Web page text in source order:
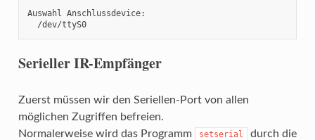
Auswahl Anschlussdevice:
  /dev/ttyS0
Serieller IR-Empfänger
Zuerst müssen wir den Seriellen-Port von allen
möglichen Zugriffen befreien.
Normalerweise wird das Programm
setserial
durch die